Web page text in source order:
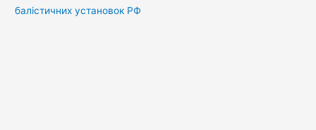
балістичних установок РФ